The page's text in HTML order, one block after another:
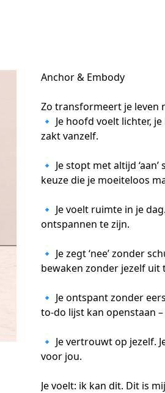
Anchor & Embody
Zo transformeert je leven
🔹 Je hoofd voelt lichter,
zakt vanzelf.
🔹 Je stopt met altijd
keuze die je moeiteloos
🔹 Je voelt ruimte in je
ontspannen te zijn.
🔹 Je zegt ‘nee’ zonder
bewaken zonder jezelf uit
🔹 Je ontspant zonder
to-do lijst kan openstaan
🔹 Je vertrouwt op jezelf.
voor jou.
Je voelt: ik kan dit. Dit is